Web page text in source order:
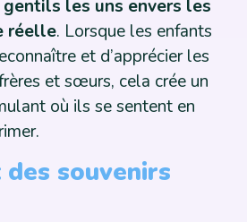
les uns envers les
réelle. Lorsque les enfants
et d’apprécier les
et sœurs, cela crée un
où ils se sentent en
souvenirs